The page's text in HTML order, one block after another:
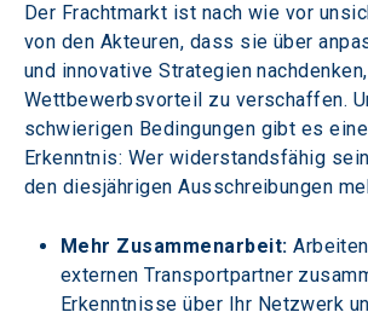
Der Frachtmarkt ist nach wie vor
von den Akteuren, dass sie über
und innovative Strategien
Wettbewerbsvorteil zu verschaffen.
schwierigen Bedingungen gibt es
Erkenntnis: Wer widerstandsfähig
den diesjährigen Ausschreibungen
Mehr Zusammenarbeit:
externen Transportpartner
Erkenntnisse über Ihr Netzwerk